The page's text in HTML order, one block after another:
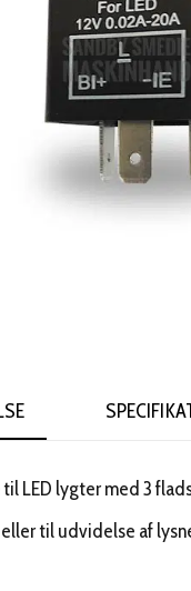
til LED lygter med 3
til udvidelse af